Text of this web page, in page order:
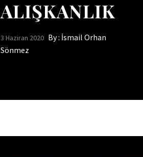
ALIŞKANLIK
3 Haziran 2020 By : İsmail Orhan
Sönmez